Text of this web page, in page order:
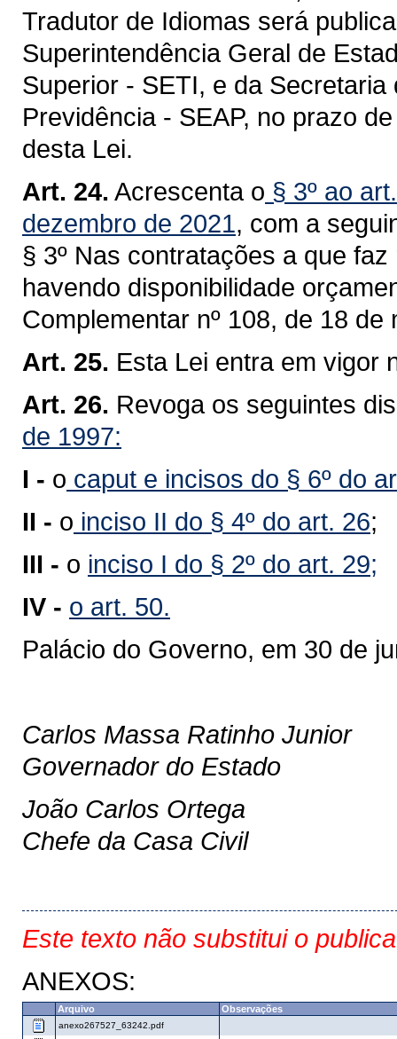
Tradutor de Idiomas será
Superintendência Geral de
Superior - SETI, e da
Previdência - SEAP, no prazo
desta Lei.
Art. 24. Acrescenta o § 3º ao
dezembro de 2021, com a
§ 3º Nas contratações a que
havendo disponibilidade
Complementar nº 108, de 18 de
Art. 25. Esta Lei entra em vigor
Art. 26. Revoga os seguintes
de 1997:
I - o caput e incisos do § 6º do
II - o inciso II do § 4º do art. 26;
III - o inciso I do § 2º do art. 29;
IV - o art. 50.
Palácio do Governo, em 30 de
Carlos Massa Ratinho Junior
Governador do Estado
João Carlos Ortega
Chefe da Casa Civil
Este texto não substitui o
ANEXOS:
Arquivo Observações
anexo267527_63242.pdf